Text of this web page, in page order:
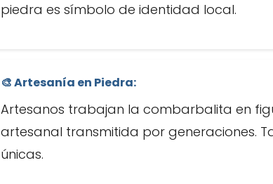
piedra es símbolo de identidad local.
🎨 Artesanía en Piedra:
Artesanos trabajan la combarbalita en
artesanal transmitida por generaciones.
únicas.